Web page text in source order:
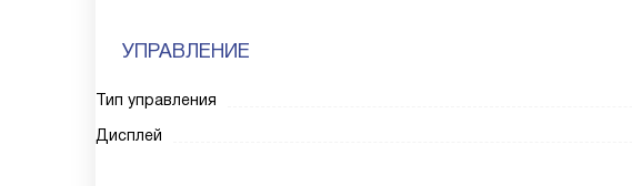
УПРАВЛЕНИЕ
Тип управления
Дисплей